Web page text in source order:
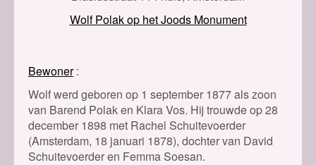
Wolf Polak op het Joods Monument
Bewoner
Wolf werd geboren op 1 september 1877 als zoon
van Barend Polak en Klara Vos. Hij trouwde op 28
december 1898 met Rachel Schuitevoerder
(Amsterdam, 18 januari 1878), dochter van David
Schuitevoerder en Femma Soesan.